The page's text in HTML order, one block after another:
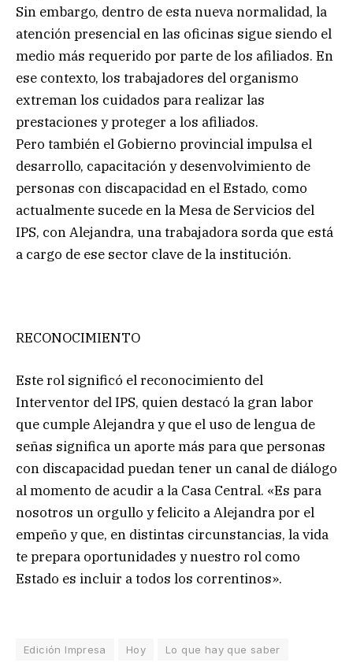
Sin embargo, dentro de esta nueva normalidad, la
atención presencial en las oficinas sigue siendo el
medio más requerido por parte de los afiliados. En
ese contexto, los trabajadores del organismo
extreman los cuidados para realizar las
prestaciones y proteger a los afiliados.
Pero también el Gobierno provincial impulsa el
desarrollo, capacitación y desenvolvimiento de
personas con discapacidad en el Estado, como
actualmente sucede en la Mesa de Servicios del
IPS, con Alejandra, una trabajadora sorda que está
a cargo de ese sector clave de la institución.
RECONOCIMIENTO
Este rol significó el reconocimiento del
Interventor del IPS, quien destacó la gran labor
que cumple Alejandra y que el uso de lengua de
señas significa un aporte más para que personas
con discapacidad puedan tener un canal de diálogo
al momento de acudir a la Casa Central. «Es para
nosotros un orgullo y felicito a Alejandra por el
empeño y que, en distintas circunstancias, la vida
te prepara oportunidades y nuestro rol como
Estado es incluir a todos los correntinos».
Edición Impresa Hoy Lo que hay que saber